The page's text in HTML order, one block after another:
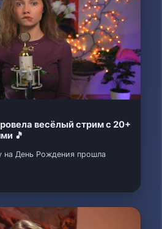
весёлый стрим с 20+
🎵
на День Рождения прошла